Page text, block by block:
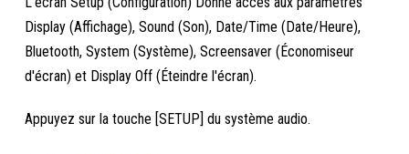
Display (Affichage), Sound (Son), Date/Time (Date/Heure),
Bluetooth, System (Système), Screensaver (Économiseur
d'écran) et Display Off (Éteindre l'écran).
Appuyez sur la touche [SETUP] du système audio.